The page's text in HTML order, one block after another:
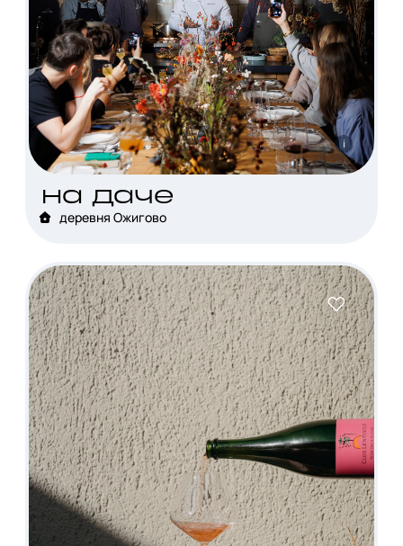
i
на даче
деревня Ожигово